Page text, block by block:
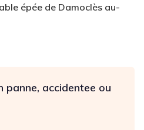
épée de Damoclès au-
accidentee ou